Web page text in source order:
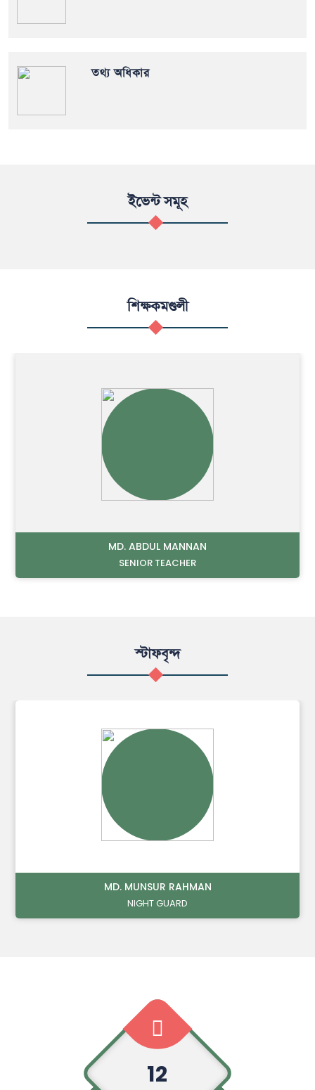
তথ্য অধিকার
ইভেন্ট সমূহ
শিক্ষকমণ্ডলী
MD. AHSAN HABIB
SENIOR TEACHER
স্টাফবৃন্দ
MD. RUHUL AMIN
CLEANING STAFF
12